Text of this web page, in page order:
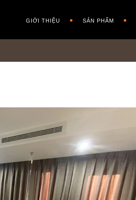
GIỚI THIỆU SẢN PHẨM